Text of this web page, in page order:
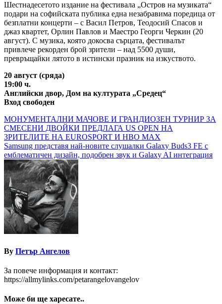
Шестнадесетото издание на фестивала „Остров на музиката“
подари на софийската публика една незабравима поредица от
безплатни концерти – с Васил Петров, Теодосий Спасов и
джаз квартет, Орлин Павлов и Маестро Георги Черкин (20
август). С музика, която докосва сърцата, фестивалът
привлече рекорден брой зрители – над 5500 души,
превръщайки лятото в истински празник на изкуството.
20 август (сряда)
19:00 ч.
Английски двор, Дом на културата „Средец“
Вход свободен
Навигация
МОНУМЕНТАЛНИ МАЧОВЕ И ГРАНДИОЗЕН ТУРНИР ЗА
СМЕСЕНИ ДВОЙКИ ПРЕДЛАГА US OPEN НА
ЗРИТЕЛИТЕ НА EUROSPORT И HBO MAX
Samsung представя най-новите слушалки Galaxy Buds3 FE с
емблематичен дизайн, подобрен звук и Galaxy AI интеграция
By Петър Ангелов
За повече информация и контакт:
https://allmylinks.com/petarangelovangelov
Може би ще харесате..